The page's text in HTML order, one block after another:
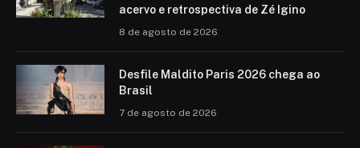
acervo e retrospectiva de Zé Igino
8 de agosto de 2026
Desfile Maldito Paris 2026 chega ao
Brasil
7 de agosto de 2026